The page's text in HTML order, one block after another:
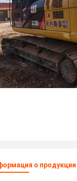
о продукции